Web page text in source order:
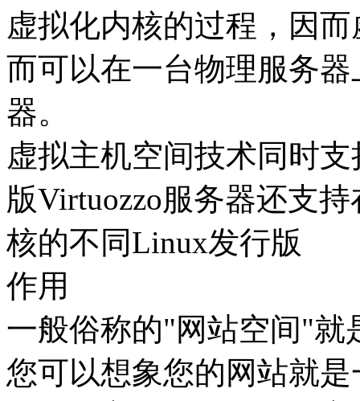
虚拟化内核的过程，因
而可以在一台物理服务
器。
虚拟主机空间技术同时
版Virtuozzo服务器还支
核的不同Linux发行版
作用
一般俗称的"网站空间"
您可以想象您的网站就